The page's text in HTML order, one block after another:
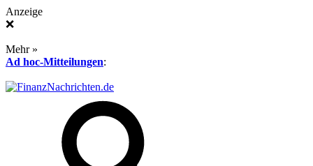
Anzeige
❌
Mehr »
Ad hoc-Mitteilungen: